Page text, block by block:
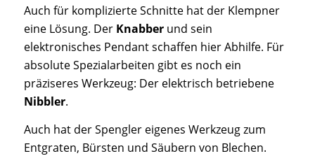
Auch für komplizierte Schnitte hat der Klempner
eine Lösung. Der Knabberund sein
elektronisches Pendant schaffen hier Abhilfe. Für
absolute Spezialarbeiten gibt es noch ein
präziseres Werkzeug: Der elektrisch betriebene
Nibbler.
Auch hat der Spengler eigenes Werkzeug zum
Entgraten, Bürsten und Säubern von Blechen.